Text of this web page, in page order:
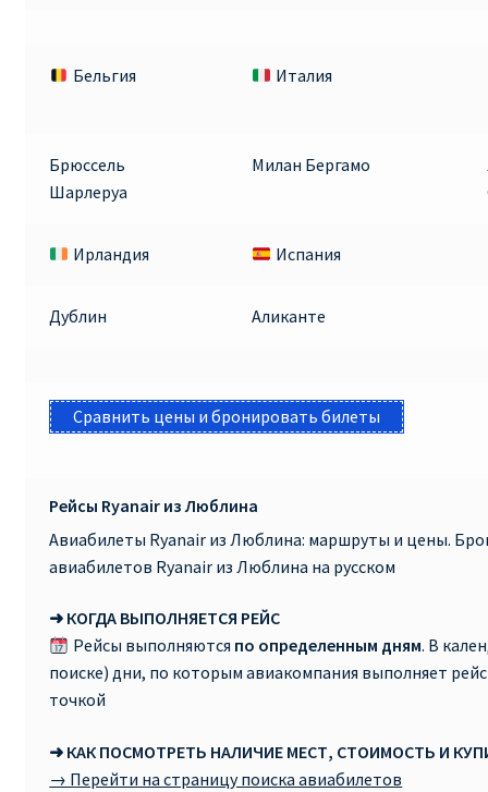
Бельгия
Италия
Брюссель
Шарлеруа
Милан Бергамо
Ирландия Испания
Дублин Аликанте
Сравнить цены и бронировать билеты
Рейсы Ryanair из Люблина
Авиабилеты Ryanair из Люблина: маршруты и цены.
авиабилетов Ryanair из Люблина на русском
➜ КОГДА ВЫПОЛНЯЕТСЯ РЕЙС
Рейсы выполняются по определенным дням. В
поиске) дни, по которым авиакомпания выполняет
точкой
➜ КАК ПОСМОТРЕТЬ НАЛИЧИЕ МЕСТ, СТОИМОСТЬ И
→ Перейти на страницу поиска авиабилетов